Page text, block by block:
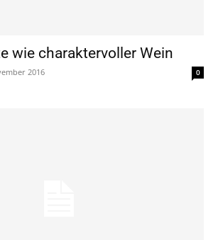
wie charaktervoller Wein
2016 0